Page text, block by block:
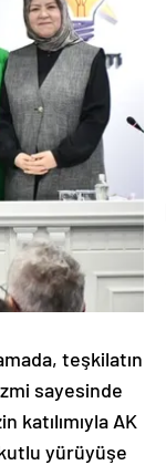
teşkilatın
sayesinde
AK
yürüyüşe